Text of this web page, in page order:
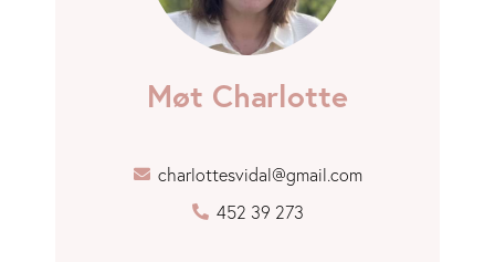
Møt Charlotte
charlottesvidal@gmail.com
452 39 273